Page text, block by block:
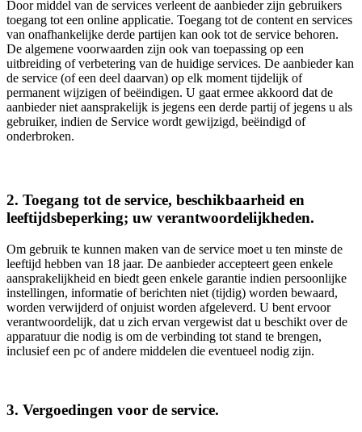
Door middel van de services verleent de aanbieder zijn gebruikers
toegang tot een online applicatie. Toegang tot de content en services
van onafhankelijke derde partijen kan ook tot de service behoren.
De algemene voorwaarden zijn ook van toepassing op een
uitbreiding of verbetering van de huidige services. De aanbieder kan
de service (of een deel daarvan) op elk moment tijdelijk of
permanent wijzigen of beëindigen. U gaat ermee akkoord dat de
aanbieder niet aansprakelijk is jegens een derde partij of jegens u als
gebruiker, indien de Service wordt gewijzigd, beëindigd of
onderbroken.
2. Toegang tot de service, beschikbaarheid en
leeftijdsbeperking; uw verantwoordelijkheden.
Om gebruik te kunnen maken van de service moet u ten minste de
leeftijd hebben van 18 jaar. De aanbieder accepteert geen enkele
aansprakelijkheid en biedt geen enkele garantie indien persoonlijke
instellingen, informatie of berichten niet (tijdig) worden bewaard,
worden verwijderd of onjuist worden afgeleverd. U bent ervoor
verantwoordelijk, dat u zich ervan vergewist dat u beschikt over de
apparatuur die nodig is om de verbinding tot stand te brengen,
inclusief een pc of andere middelen die eventueel nodig zijn.
3. Vergoedingen voor de service.